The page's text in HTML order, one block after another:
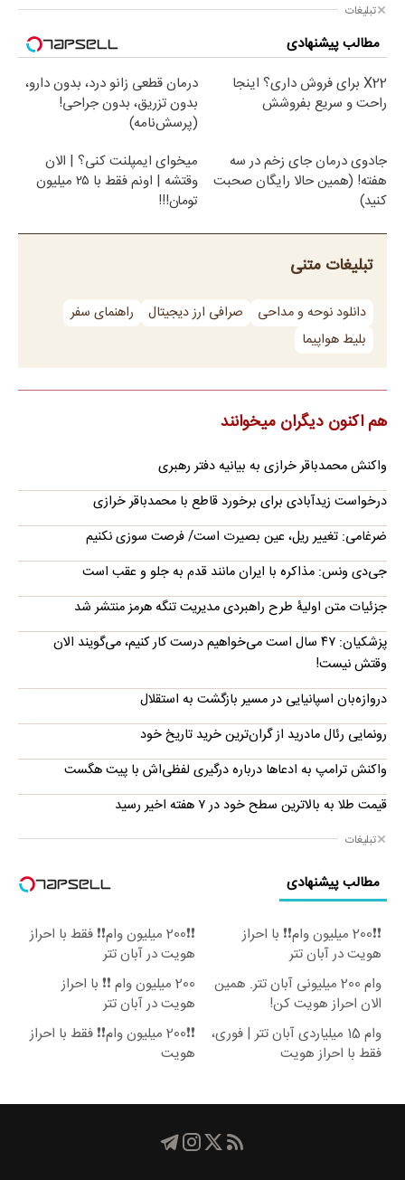
تبلیغات
مطالب پیشنهادی
X22 برای فروش داری؟ اینجا
راحت و سریع بفروشش
درمان قطعی زانو درد، بدون دارو،
بدون تزریق، بدون جراحی!
(پرسش‌نامه)
جادوی درمان جای زخم در سه
هفته! (همین حالا رایگان صحبت
کنید)
میخوای ایمپلنت کنی؟ | الان
وقتشه | اونم فقط با ۲۵ میلیون
تومان!!!
تبلیغات متنی
دانلود نوحه و مداحی صرافی ارز دیجیتال
راهنمای سفر
بلیط هواپیما
هم اکنون دیگران میخوانند
واکنش محمدباقر خرازی به بیانیه دفتر رهبری
درخواست زیدآبادی برای برخورد قاطع با محمدباقر خرازی
ضرغامی: تغییر ریل، عین بصیرت است/ فرصت سوزی نکنیم
جی‌دی ونس: مذاکره با ایران مانند قدم به جلو و عقب است
جزئیات متن اولیۀ طرح راهبردی مدیریت تنگه هرمز منتشر شد
پزشکیان: ۴۷ سال است می‌خواهیم درست کار کنیم، می‌گویند الان
وقتش نیست!
دروازه‌بان اسپانیایی در مسیر بازگشت به استقلال
رونمایی رئال مادرید از گران‌ترین خرید تاریخ خود
واکنش ترامپ به ادعاها درباره درگیری لفظی‌اش با پیت هگست
قیمت طلا به بالاترین سطح خود در ۷ هفته اخیر رسید
تبلیغات
مطالب پیشنهادی
❗❗200 میلیون وام❗❗ با احراز
هویت در آبان تتر
❗❗200 میلیون وام❗❗ فقط با احراز
هویت در آبان تتر
وام 200 میلیونی آبان تتر. همین
الان احراز هویت کن!
200 میلیون وام ❗❗ با احراز
هویت در آبان تتر
وام 15 میلیاردی آبان تتر | فوری،
فقط با احراز هویت
❗❗200 میلیون وام❗❗ فقط با احراز
هویت